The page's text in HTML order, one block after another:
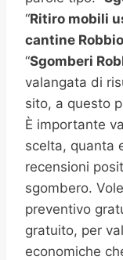
“Ritiro mobili
cantine Robbio
“Sgomberi
valangata di
sito, a questo
È importante
scelta, quanta
recensioni
sgombero.
preventivo
gratuito, per
economiche